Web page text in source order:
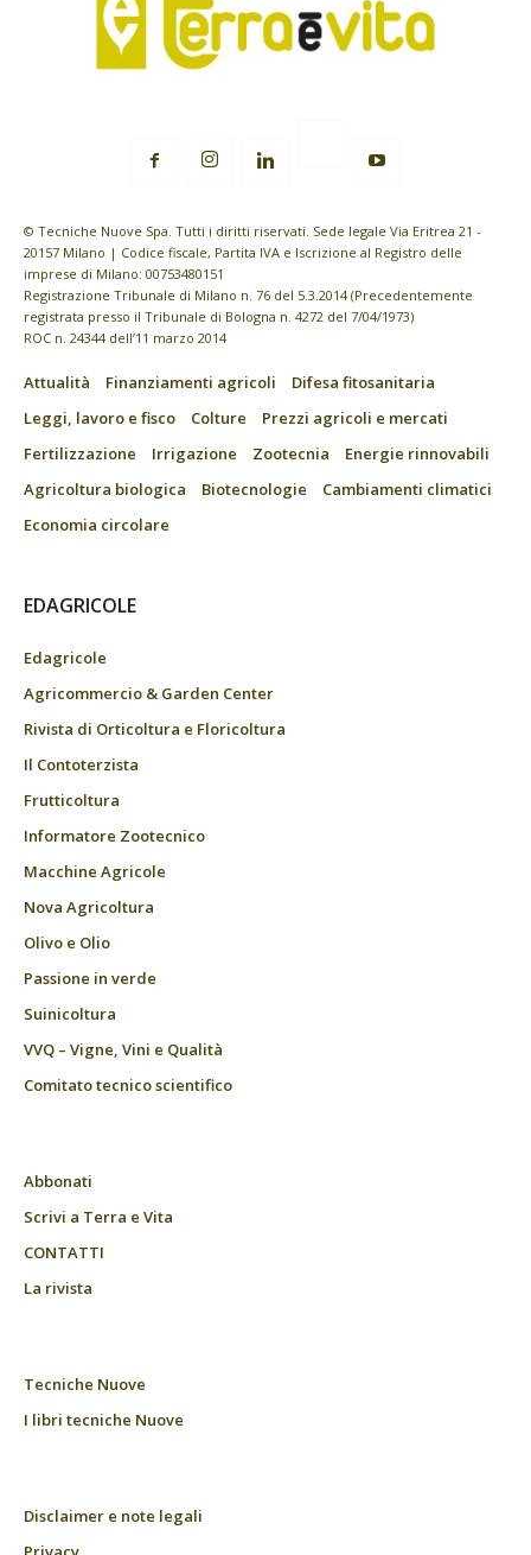
© Tecniche Nuove Spa. Tutti i diritti riservati. Sede legale Via Eritrea 21 -
20157 Milano | Codice fiscale, Partita IVA e Iscrizione al Registro delle
imprese di Milano: 00753480151
Registrazione Tribunale di Milano n. 76 del 5.3.2014 (Precedentemente
registrata presso il Tribunale di Bologna n. 4272 del 7/04/1973)
ROC n. 24344 dell’11 marzo 2014
Attualità Finanziamenti agricoli
Difesa fitosanitaria
Leggi, lavoro e fisco
Colture
Prezzi agricoli e mercati
Fertilizzazione
Irrigazione Zootecnia
Energie rinnovabili
Agricoltura biologica
Biotecnologie
Cambiamenti climatici
Economia circolare
EDAGRICOLE
Edagricole
Agricommercio & Garden Center
Rivista di Orticoltura e Floricoltura
Il Contoterzista
Frutticoltura
Informatore Zootecnico
Macchine Agricole
Nova Agricoltura
Olivo e Olio
Passione in verde
Suinicoltura
VVQ – Vigne, Vini e Qualità
Comitato tecnico scientifico
Abbonati
Scrivi a Terra e Vita
CONTATTI
La rivista
Tecniche Nuove
I libri tecniche Nuove
Disclaimer e note legali